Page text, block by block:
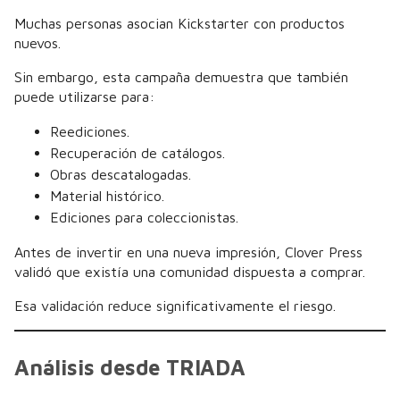
Muchas personas asocian Kickstarter con productos
nuevos.
Sin embargo, esta campaña demuestra que también
puede utilizarse para:
Reediciones.
Recuperación de catálogos.
Obras descatalogadas.
Material histórico.
Ediciones para coleccionistas.
Antes de invertir en una nueva impresión, Clover Press
validó que existía una comunidad dispuesta a comprar.
Esa validación reduce significativamente el riesgo.
Análisis desde TRIADA